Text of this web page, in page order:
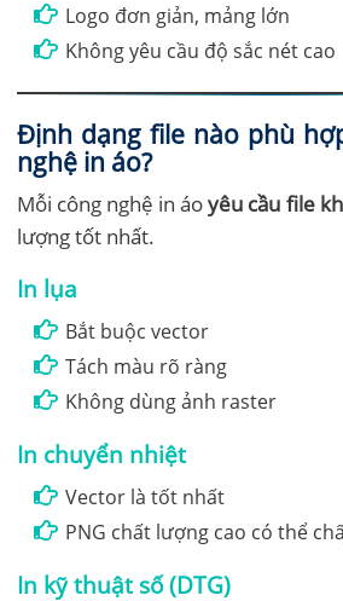
Logo đơn giản, mảng lớn
Không yêu cầu độ sắc nét cao
Định dạng file nào phù
nghệ in áo?
Mỗi công nghệ in áoyêu cầu file
lượng tốt nhất.
In lụa
Bắt buộc vector
Tách màu rõ ràng
Không dùng ảnh raster
In chuyển nhiệt
Vector là tốt nhất
PNG chất lượng cao có thể
In kỹ thuật số (DTG)